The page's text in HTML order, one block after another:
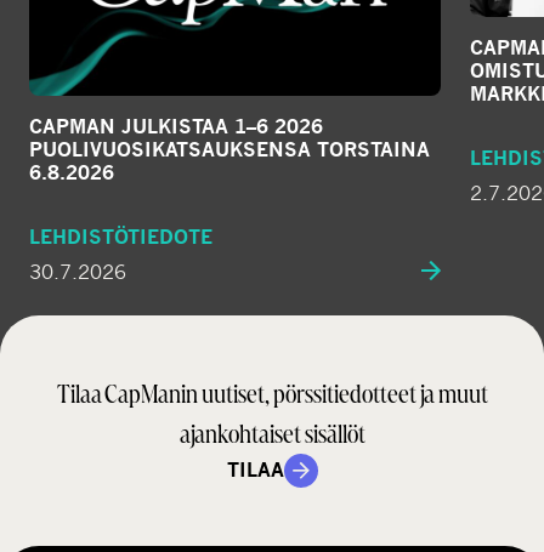
CAPMAN JULKISTAA 1–6 2026
PUOLIVUOSIKATSAUKSENSA TORSTAINA
6.8.2026
LEHDISTÖTIEDOTE
30.7.2026
Tilaa CapManin uutiset, pörssitiedotteet ja muut
ajankohtaiset sisällöt
TILAA